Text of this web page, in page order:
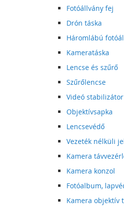
Fotóállvány fej
Drón táska
Háromlábú
Kameratáska
Lencse és szűrő
Szűrőlencse
Videó stabilizátor
Objektívsapka
Lencsevédő
Vezeték nélküli
Kamera
Kamera konzol
Fotóalbum,
Kamera objektív